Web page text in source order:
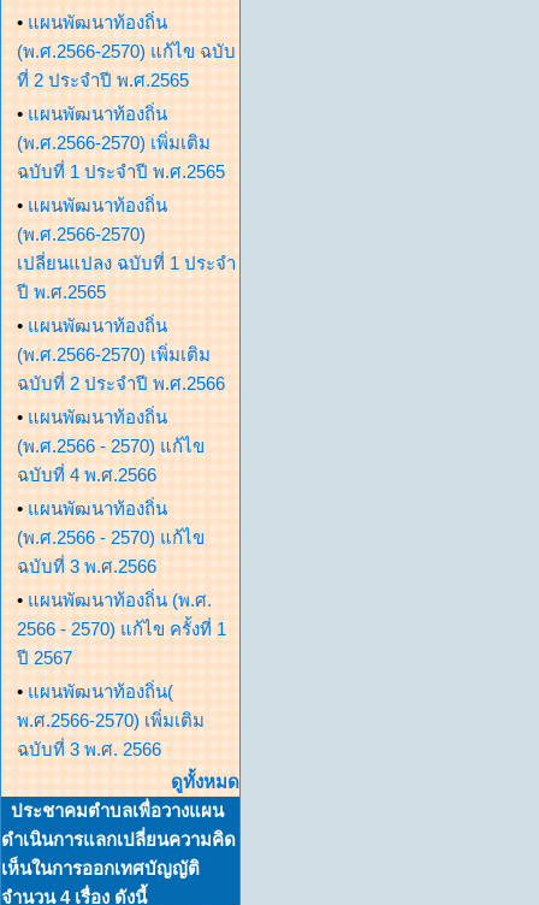
• แผนพัฒนาท้องถิ่น
(พ.ศ.2566-2570) แก้ไข ฉบับ
ที่ 2 ประจำปี พ.ศ.2565
• แผนพัฒนาท้องถิ่น
(พ.ศ.2566-2570) เพิ่มเติม
ฉบับที่ 1 ประจำปี พ.ศ.2565
• แผนพัฒนาท้องถิ่น
(พ.ศ.2566-2570)
เปลี่ยนแปลง ฉบับที่ 1 ประจำ
ปี พ.ศ.2565
• แผนพัฒนาท้องถิ่น
(พ.ศ.2566-2570) เพิ่มเติม
ฉบับที่ 2 ประจำปี พ.ศ.2566
• แผนพัฒนาท้องถิ่น
(พ.ศ.2566 - 2570) แก้ไข
ฉบับที่ 4 พ.ศ.2566
• แผนพัฒนาท้องถิ่น
(พ.ศ.2566 - 2570) แก้ไข
ฉบับที่ 3 พ.ศ.2566
• แผนพัฒนาท้องถิ่น (พ.ศ.
2566 - 2570) แก้ไข ครั้งที่ 1
ปี 2567
• แผนพัฒนาท้องถิ่น(
พ.ศ.2566-2570) เพิ่มเติม
ฉบับที่ 3 พ.ศ. 2566
ดูทั้งหมด
ประชาคมตำบลเพื่อวางแผน
ดำเนินการแลกเปลี่ยนความคิด
เห็นในการออกเทศบัญญัติ
จำนวน 4 เรื่อง ดังนี้